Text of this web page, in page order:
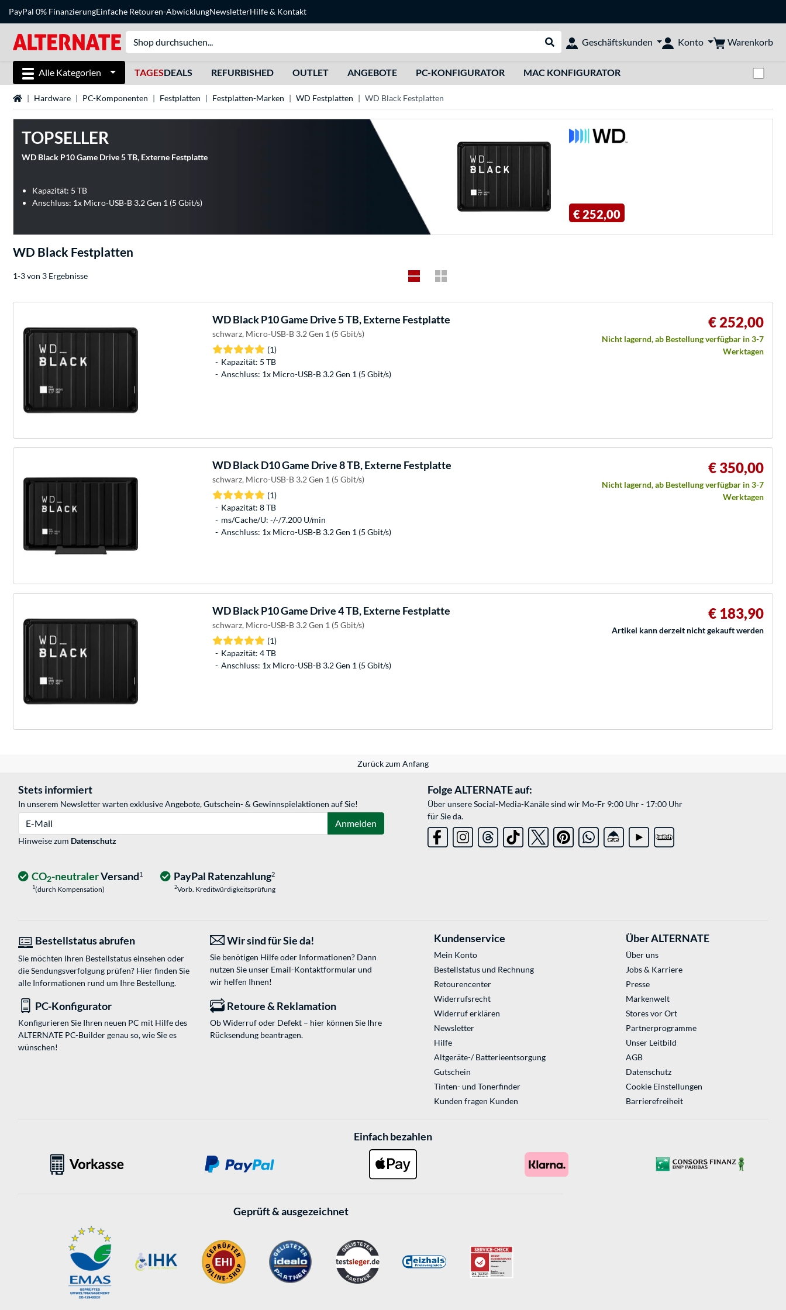
PayPal 0% FinanzierungEinfache Retouren-AbwicklungNewsletterHilfe& Kontakt
Suche durchführen
Geschäftskunden Konto Warenkorb
Alle Kategorien TAGESDEALS REFURBISHED OUTLET ANGEBOTE PC-KONFIGURATOR MAC KONFIGURATOR
StartseiteHardware PC-Komponenten Festplatten Festplatten-Marken WD Festplatten WD Black Festplatten
TOPSELLER
WD Black P10 Game Drive 5 TB, Externe Festplatte
Kapazität: 5 TB
Anschluss: 1x Micro-USB-B 3.2 Gen 1 (5 Gbit/s)
€ 252,00
WD Black Festplatten
1-3 von 3 Ergebnisse
WDBlack P10 Game Drive 5 TB, Externe Festplatte
schwarz, Micro-USB-B 3.2 Gen 1 (5 Gbit/s)
(1)
Kapazität: 5 TB
Anschluss: 1x Micro-USB-B 3.2 Gen 1 (5 Gbit/s)
€ 252,00
Nicht lagernd, ab Bestellung verfügbar in 3-7
Werktagen
WDBlack D10 Game Drive 8 TB, Externe Festplatte
schwarz, Micro-USB-B 3.2 Gen 1 (5 Gbit/s)
(1)
Kapazität: 8 TB
ms/Cache/U: -/-/7.200 U/min
Anschluss: 1x Micro-USB-B 3.2 Gen 1 (5 Gbit/s)
€ 350,00
Nicht lagernd, ab Bestellung verfügbar in 3-7
Werktagen
WDBlack P10 Game Drive 4 TB, Externe Festplatte
schwarz, Micro-USB-B 3.2 Gen 1 (5 Gbit/s)
(1)
Kapazität: 4 TB
Anschluss: 1x Micro-USB-B 3.2 Gen 1 (5 Gbit/s)
€ 183,90
Artikel kann derzeit nicht gekauft werden
Zurück zum Anfang
Stets informiert
In unserem Newsletter warten exklusive Angebote, Gutschein- & Gewinnspielaktionen auf Sie!
Anmelden
Hinweise zum Datenschutz
Folge ALTERNATE auf:
Über unsere Social-Media-Kanäle sind wir Mo-Fr 9:00 Uhr - 17:00 Uhr
für Sie da.
CO2-neutralerVersand1
1(durch Kompensation)
PayPal Ratenzahlung2
2Vorb. Kreditwürdigkeitsprüfung
Bestellstatus abrufen
Sie möchten Ihren Bestellstatus einsehen oder
die Sendungsverfolgung prüfen? Hier finden Sie
alle Informationen rund um Ihre Bestellung.
Wir sind für Sie da!
Sie benötigen Hilfe oder Informationen? Dann
nutzen Sie unser Email-Kontaktformularund
wir helfen Ihnen!
PC-Konfigurator
Konfigurieren Sie Ihren neuen PC mit Hilfe des
ALTERNATE PC-Builder genau so, wie Sie es
wünschen!
Retoure & Reklamation
Ob Widerruf oder Defekt – hier können Sie Ihre
Rücksendung beantragen.
Kundenservice
Mein Konto
Bestellstatus und Rechnung
Retourencenter
Widerrufsrecht
Widerruf erklären
Newsletter
Hilfe
Altgeräte-/ Batterieentsorgung
Gutschein
Tinten- und Tonerfinder
Kunden fragen Kunden
Über ALTERNATE
Über uns
Jobs & Karriere
Presse
Markenwelt
Stores vor Ort
Partnerprogramme
Unser Leitbild
AGB
Datenschutz
Cookie Einstellungen
Barrierefreiheit
Einfach bezahlen
Geprüft & ausgezeichnet